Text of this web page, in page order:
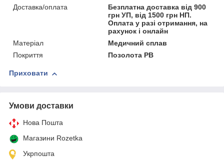
Доставка/оплата
Безплатна доставка від 900
грн УП, від 1500 грн НП.
Оплата у разі отримання, на
рахунок і онлайн
Матеріал
Медичний сплав
Покриття
Позолота РВ
Приховати
Умови доставки
Нова Пошта
Магазини Rozetka
Укрпошта